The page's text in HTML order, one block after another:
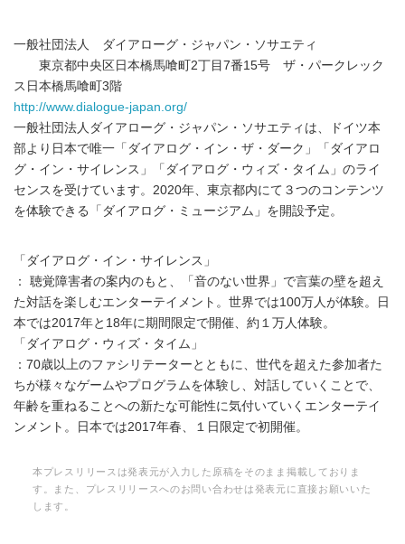
一般社団法人 ダイアローグ・ジャパン・ソサエティ
東京都中央区日本橋馬喰町2丁目7番15号 ザ・パークレック
ス日本橋馬喰町3階
http://www.dialogue-japan.org/
一般社団法人ダイアローグ・ジャパン・ソサエティは、ドイツ本
部より日本で唯一「ダイアログ・イン・ザ・ダーク」「ダイアロ
グ・イン・サイレンス」「ダイアログ・ウィズ・タイム」のライ
センスを受けています。2020年、東京都内にて３つのコンテンツ
を体験できる「ダイアログ・ミュージアム」を開設予定。
「ダイアログ・イン・サイレンス」
： 聴覚障害者の案内のもと、「音のない世界」で言葉の壁を超え
た対話を楽しむエンターテイメント。世界では100万人が体験。日
本では2017年と18年に期間限定で開催、約１万人体験。
「ダイアログ・ウィズ・タイム」
：70歳以上のファシリテーターとともに、世代を超えた参加者た
ちが様々なゲームやプログラムを体験し、対話していくことで、
年齢を重ねることへの新たな可能性に気付いていくエンターテイ
ンメント。日本では2017年春、１日限定で初開催。
本プレスリリースは発表元が入力した原稿をそのまま掲載しておりま
す。また、プレスリリースへのお問い合わせは発表元に直接お願いいた
します。